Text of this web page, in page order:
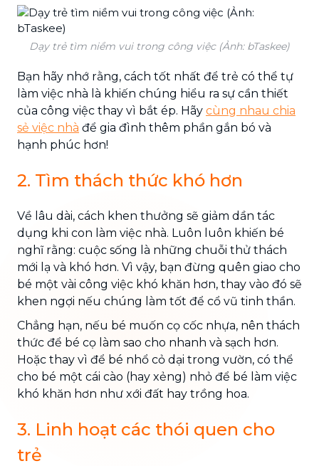
Dạy trẻ tìm niềm vui trong công việc (Ảnh: bTaskee)
Bạn hãy nhớ rằng, cách tốt nhất để trẻ có thể tự
làm việc nhà là khiến chúng hiểu ra sự cần thiết
của công việc thay vì bắt ép. Hãy cùng nhau chia
sẻ việc nhà để gia đình thêm phần gắn bó và
hạnh phúc hơn!
2. Tìm thách thức khó hơn
Về lâu dài, cách khen thưởng sẽ giảm dần tác
dụng khi con làm việc nhà. Luôn luôn khiến bé
nghĩ rằng: cuộc sống là những chuỗi thử thách
mới lạ và khó hơn. Vì vậy, bạn đừng quên giao cho
bé một vài công việc khó khăn hơn, thay vào đó sẽ
khen ngợi nếu chúng làm tốt để cổ vũ tinh thần.
Chẳng hạn, nếu bé muốn cọ cốc nhựa, nên thách
thức để bé cọ làm sao cho nhanh và sạch hơn.
Hoặc thay vì để bé nhổ cỏ dại trong vườn, có thể
cho bé một cái cào (hay xẻng) nhỏ để bé làm việc
khó khăn hơn như xới đất hay trồng hoa.
3. Linh hoạt các thói quen cho
trẻ